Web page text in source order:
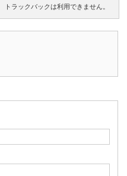
トラックバックは利用できません。